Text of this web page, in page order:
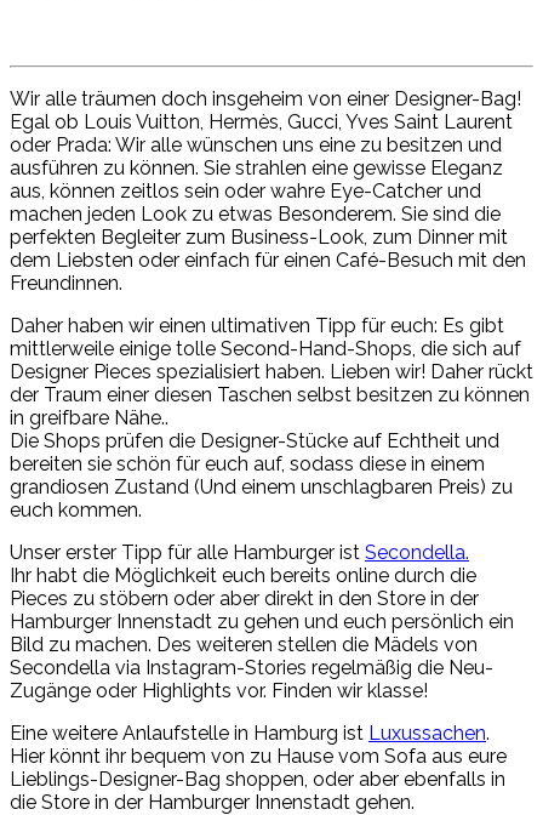
Wir alle träumen doch insgeheim von einer Designer-Bag!
Egal ob Louis Vuitton, Hermès, Gucci, Yves Saint Laurent
oder Prada: Wir alle wünschen uns eine zu besitzen und
ausführen zu können. Sie strahlen eine gewisse Eleganz
aus, können zeitlos sein oder wahre Eye-Catcher und
machen jeden Look zu etwas Besonderem. Sie sind die
perfekten Begleiter zum Business-Look, zum Dinner mit
dem Liebsten oder einfach für einen Café-Besuch mit den
Freundinnen.
Daher haben wir einen ultimativen Tipp für euch: Es gibt
mittlerweile einige tolle Second-Hand-Shops, die sich auf
Designer Pieces spezialisiert haben. Lieben wir! Daher rückt
der Traum einer diesen Taschen selbst besitzen zu können
in greifbare Nähe..
Die Shops prüfen die Designer-Stücke auf Echtheit und
bereiten sie schön für euch auf, sodass diese in einem
grandiosen Zustand (Und einem unschlagbaren Preis) zu
euch kommen.
Unser erster Tipp für alle Hamburger ist Secondella.
Ihr habt die Möglichkeit euch bereits online durch die
Pieces zu stöbern oder aber direkt in den Store in der
Hamburger Innenstadt zu gehen und euch persönlich ein
Bild zu machen. Des weiteren stellen die Mädels von
Secondella via Instagram-Stories regelmäßig die Neu-
Zugänge oder Highlights vor. Finden wir klasse!
Eine weitere Anlaufstelle in Hamburg ist Luxussachen.
Hier könnt ihr bequem von zu Hause vom Sofa aus eure
Lieblings-Designer-Bag shoppen, oder aber ebenfalls in
die Store in der Hamburger Innenstadt gehen.